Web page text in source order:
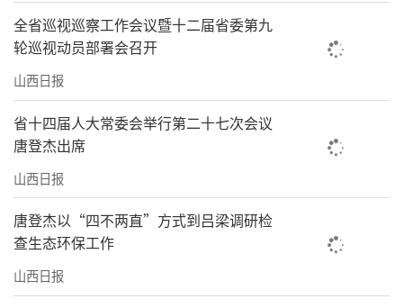
全省巡视巡察工作会议暨十二届省委第九
轮巡视动员部署会召开
山西日报
省十四届人大常委会举行第二十七次会议
唐登杰出席
山西日报
唐登杰以“四不两直”方式到吕梁调研检
查生态环保工作
山西日报